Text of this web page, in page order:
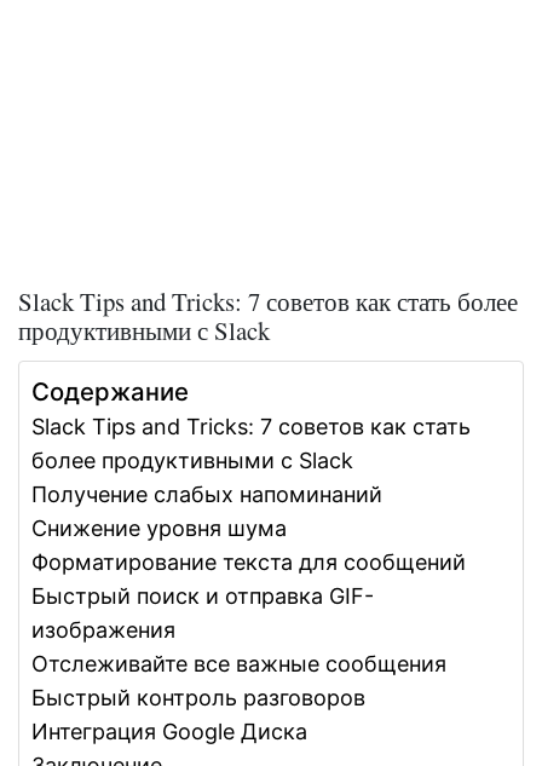
Slack Tips and Tricks: 7 советов как стать более
продуктивными с Slack
Содержание
Slack Tips and Tricks: 7 советов как стать
более продуктивными с Slack
Получение слабых напоминаний
Снижение уровня шума
Форматирование текста для сообщений
Быстрый поиск и отправка GIF-
изображения
Отслеживайте все важные сообщения
Быстрый контроль разговоров
Интеграция Google Диска